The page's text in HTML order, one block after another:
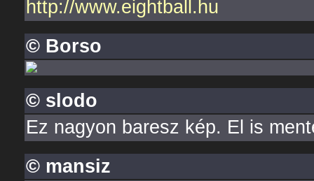
http://www.eightball.hu
© Borso
© slodo
Ez nagyon baresz kép. El is
© mansiz